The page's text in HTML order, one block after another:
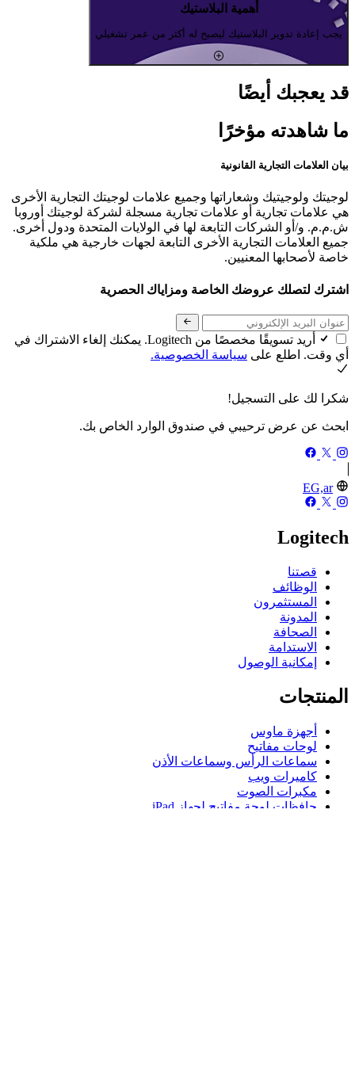
أهمية البلاستيك
يجب إعادة تدوير البلاستيك ليصبح له أكثر من عمر تشغيلي
قد يعجبك أيضًا
ما شاهدته مؤخرًا
بيان العلامات التجارية القانونية
لوجيتك ولوجيتيك وشعاراتها وجميع علامات لوجيتك التجارية الأخرى
هي علامات تجارية أو علامات تجارية مسجلة لشركة لوجيتك أوروبا
ش.م.م. و/أو الشركات التابعة لها في الولايات المتحدة ودول أخرى.
جميع العلامات التجارية الأخرى التابعة لجهات خارجية هي ملكية
خاصة لأصحابها المعنيين.
اشترك لتصلك عروضك الخاصة ومزاياك الحصرية
أريد تسويقًا مخصصًا من Logitech. يمكنك إلغاء الاشتراك في
أي وقت. اطلع على سياسة الخصوصية.
شكرا لك على التسجيل!
ابحث عن عرض ترحيبي في صندوق الوارد الخاص بك.
EG,ar
Logitech
قصتنا
الوظائف
المستثمرون
المدونة
الصحافة
الاستدامة
إمكانية الوصول
المنتجات
أجهزة ماوس
لوحات مفاتيح
سماعات الرأس وسماعات الأذن
كاميرات ويب
مكبرات الصوت
حافظات لوحة مفاتيح لجهاز iPad